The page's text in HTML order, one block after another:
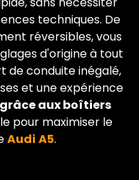
techniques. De
réversibles, vous
d'origine à tout
de conduite inégalé,
et une expérience
grâce aux boîtiers
pour maximiser le
Audi A5.